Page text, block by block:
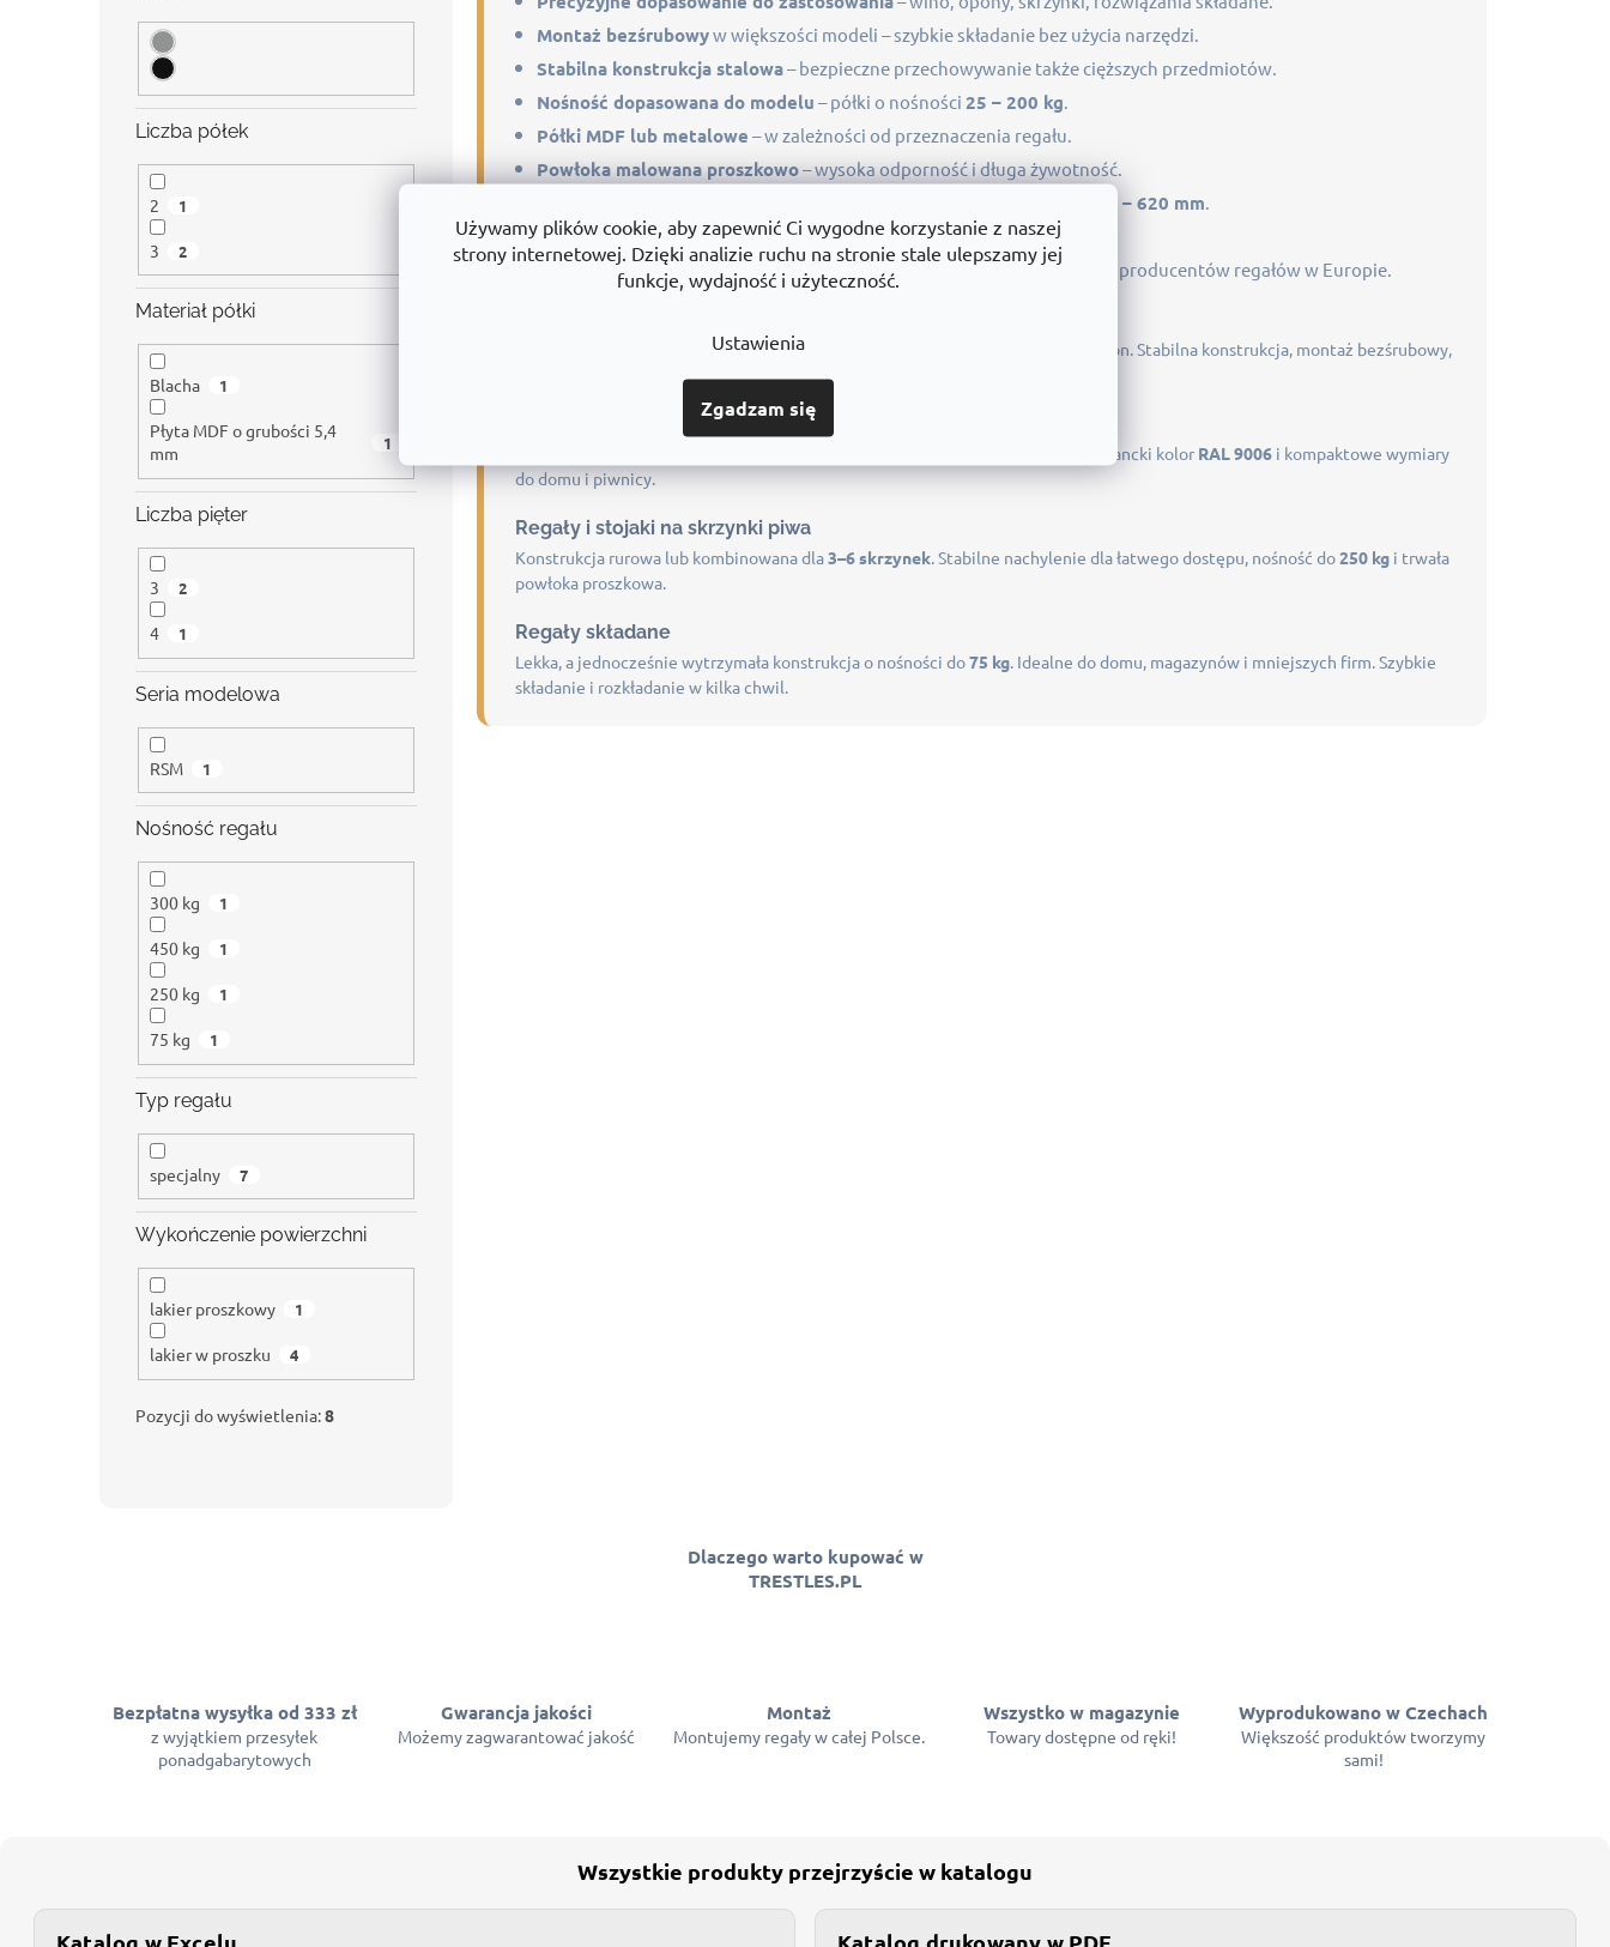
Używamy plików cookie, aby zapewnić Ci wygodne korzystanie z naszej
strony internetowej. Dzięki analizie ruchu na stronie stale ulepszamy jej
funkcje, wydajność i użyteczność.
Ustawienia
Zgadzam się
Liczba półek
2 1
3 2
Materiał półki
Blacha 1
Płyta MDF o grubości 5,4
mm
1
Liczba pięter
3 2
4 1
Seria modelowa
RSM 1
Nośność regału
300 kg 1
450 kg 1
250 kg 1
75 kg 1
Typ regału
specjalny 7
Wykończenie powierzchni
lakier proszkowy 1
lakier w proszku 4
Pozycji do wyświetlenia:8
o
l
i
l
s
t
y
Montaż bezśrubowyw większości modeli – szybkie składanie bez użycia narzędzi.
Stabilna konstrukcja stalowa– bezpieczne przechowywanie także cięższych przedmiotów.
Nośność dopasowana do modelu – półki o nośności 25 – 200 kg.
Półki MDF lub metalowe – w zależności od przeznaczenia regału.
Powłoka malowana proszkowo– wysoka odporność i długa żywotność.
głębokość 300 – 620 mm.
2 – 5 półek / poziomów– w zależności od modelu.
Wysokiej jakości czeska produkcja – TRESTLES należy do największych producentów regałów w Europie.
Zaprojektowane do bezpiecznego i uporządkowanego przechowywania kół i opon. Stabilna konstrukcja, montaż bezśrubowy,
200 kg na półkęoraz wykończenie w kolorach
. Elegancki kolor RAL 9006 i kompaktowe wymiary
do domu i piwnicy.
Regały i stojaki na skrzynki piwa
Konstrukcja rurowa lub kombinowana dla3–6 skrzynek. Stabilne nachylenie dla łatwego dostępu, nośność do250 kg i trwała
powłoka proszkowa.
Regały składane
Lekka, a jednocześnie wytrzymała konstrukcja o nośności do75 kg. Idealne do domu, magazynów i mniejszych firm. Szybkie
składanie i rozkładanie w kilka chwil.
Dlaczego warto kupować w
TRESTLES.PL
Bezpłatna wysyłka od 333 zł
z wyjątkiem przesyłek
ponadgabarytowych
Gwarancja jakości
Możemy zagwarantować jakość
Montaż
Montujemy regały w całej Polsce.
Wszystko w magazynie
Towary dostępne od ręki!
Wyprodukowano w Czechach
Większość produktów tworzymy
sami!
Wszystkie produkty przejrzyście w katalogu
Katalog w Excelu Katalog drukowany w PDF